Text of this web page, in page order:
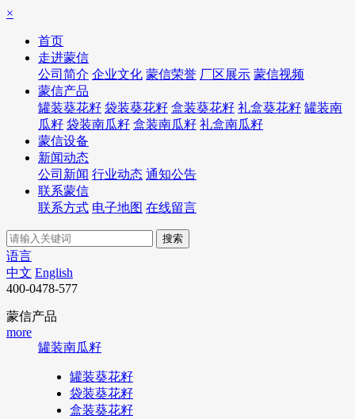
×
首页
走进蒙信
公司简介 企业文化 蒙信荣誉 厂区展示 蒙信视频
蒙信产品
罐装葵花籽 袋装葵花籽 盒装葵花籽 礼盒葵花籽 罐装南
瓜籽 袋装南瓜籽 盒装南瓜籽 礼盒南瓜籽
蒙信设备
新闻动态
公司新闻 行业动态 通知公告
联系蒙信
联系方式 电子地图 在线留言
语言
中文 English
400-0478-577
蒙信产品
more
罐装南瓜籽
罐装葵花籽
袋装葵花籽
盒装葵花籽